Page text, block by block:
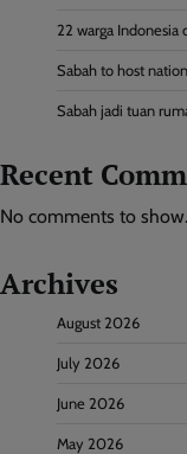
22 warga Indonesia
Sabah to host
Sabah jadi tuan
Recent
No comments to show.
Archives
August 2026
July 2026
June 2026
May 2026